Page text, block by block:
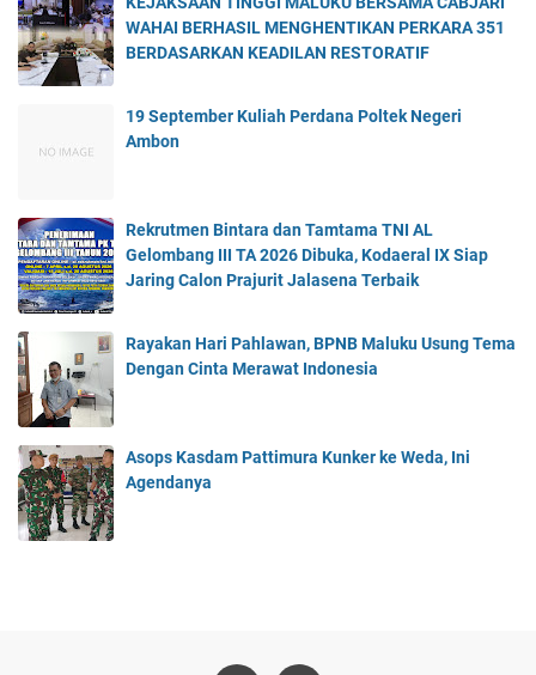
WAHAI BERHASIL MENGHENTIKAN PERKARA 351
BERDASARKAN KEADILAN RESTORATIF
19 September Kuliah Perdana Poltek Negeri
Ambon
Rekrutmen Bintara dan Tamtama TNI AL
Gelombang III TA 2026 Dibuka, Kodaeral IX Siap
Jaring Calon Prajurit Jalasena Terbaik
Rayakan Hari Pahlawan, BPNB Maluku Usung Tema
Dengan Cinta Merawat Indonesia
Asops Kasdam Pattimura Kunker ke Weda, Ini
Agendanya